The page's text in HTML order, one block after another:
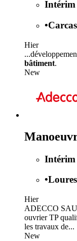
Intérim
•
Hier
bâtiment.
New
Intérim
•
Hier
ADECCO
ouvrier TP
les travaux de...
New